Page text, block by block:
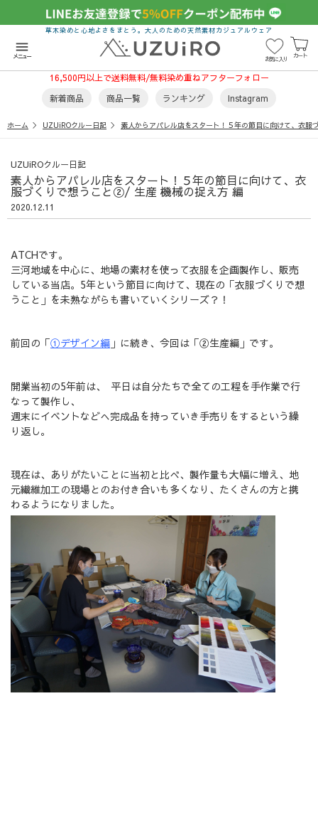
menu
メニュー お気に入り カート
草木染めと心地よさをまとう。大人のための天然素材カジュアルウェア
16,500円以上で送料無料/無料染め重ねアフターフォロー
新着商品
商品一覧 ランキング Instagram
ホーム UZUiROクルー日記 素人からアパレル店をスタート！５年の節目に向けて、衣
UZUiROクルー日記
素人からアパレル店をスタート！５年の節目に向けて、衣
服づくりで想うこと②/ 生産 機械の捉え方 編
2020.12.11
ATCHです。
三河地域を中心に、地場の素材を使って衣服を企画製作し、販売
している当店。5年という節目に向けて、現在の「衣服づくりで想
うこと」を未熟ながらも書いていくシリーズ？！
前回の「①デザイン編 」に続き、今回は「②生産編」です。
開業当初の5年前は、 平日は自分たちで全ての工程を手作業で行
なって製作し、
週末にイベントなどへ完成品を持っていき手売りをするという繰
り返し。
現在は、ありがたいことに当初と比べ、製作量も大幅に増え、地
元繊維加工の現場とのお付き合いも多くなり、たくさんの方と携
わるようになりました。